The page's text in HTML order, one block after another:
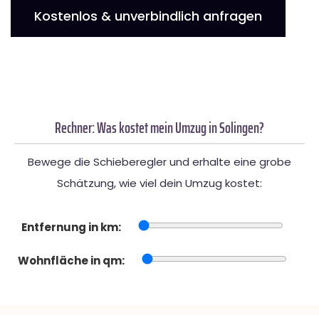
Kostenlos & unverbindlich anfragen
Rechner: Was kostet mein Umzug in Solingen?
Bewege die Schieberegler und erhalte eine grobe
Schätzung, wie viel dein Umzug kostet:
Entfernung in km:
Wohnfläche in qm: